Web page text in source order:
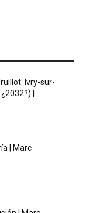
Ivry-sur-
|
| Marc